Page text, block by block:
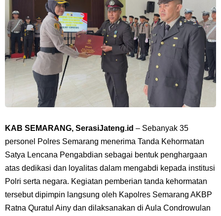
KAB SEMARANG, SerasiJateng.id – Sebanyak 35
personel Polres Semarang menerima Tanda Kehormatan
Satya Lencana Pengabdian sebagai bentuk penghargaan
atas dedikasi dan loyalitas dalam mengabdi kepada institusi
Polri serta negara. Kegiatan pemberian tanda kehormatan
tersebut dipimpin langsung oleh Kapolres Semarang AKBP
Ratna Quratul Ainy dan dilaksanakan di Aula Condrowulan